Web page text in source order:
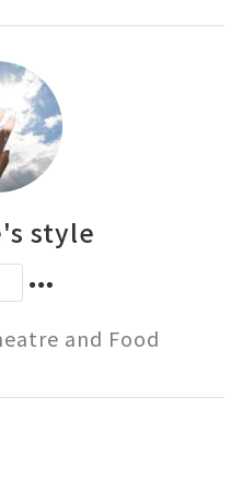
style
and Food